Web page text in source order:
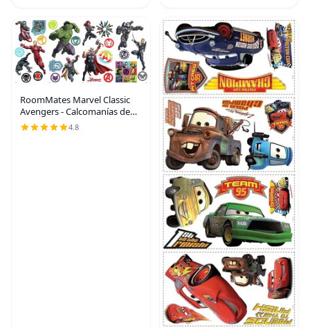
RoomMates Marvel Classic
Avengers - Calcomanías de
pared para despegar y pegar,
4.8